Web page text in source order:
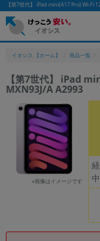
【第7世代】 iPad mini(A17 Pro) Wi-Fi
イオシス 【ホーム】 商品一覧
【第7世代】 iPad
MXN93J/A A2993
※画像はイメージです
かんたんパ
フリーワード
除外ワード
人気の検索ワード： Let's note
「スマートフォン」「タブレット」